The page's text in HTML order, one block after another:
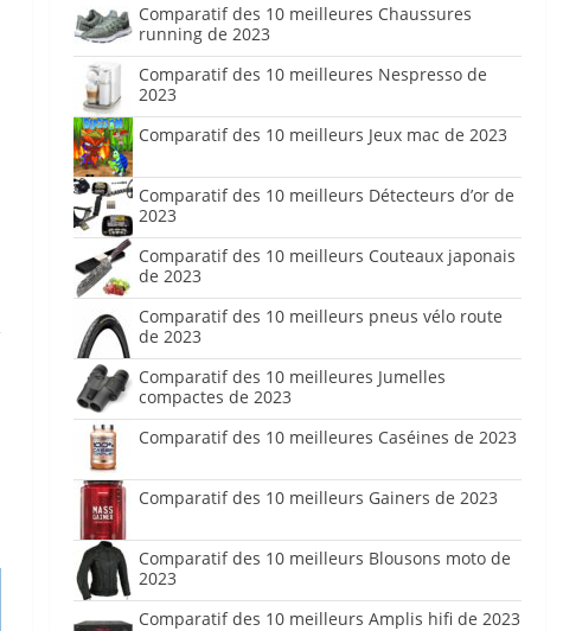
Comparatif des 10 meilleures Chaussures
running de 2023
Comparatif des 10 meilleures Nespresso de
2023
Comparatif des 10 meilleurs Jeux mac de 2023
Comparatif des 10 meilleurs Détecteurs d’or de
2023
Comparatif des 10 meilleurs Couteaux japonais
de 2023
Comparatif des 10 meilleurs pneus vélo route
de 2023
Comparatif des 10 meilleures Jumelles
compactes de 2023
Comparatif des 10 meilleures Caséines de 2023
Comparatif des 10 meilleurs Gainers de 2023
Comparatif des 10 meilleurs Blousons moto de
2023
Comparatif des 10 meilleurs Amplis hifi de 2023